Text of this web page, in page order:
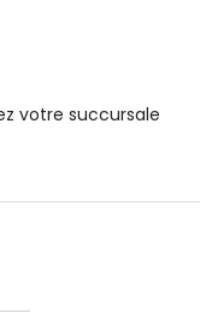
votre succursale